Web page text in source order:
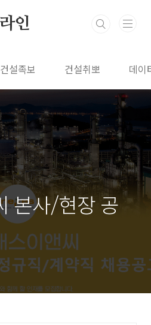
인
건설족보 건설취뽀 데이
본사/현장 공